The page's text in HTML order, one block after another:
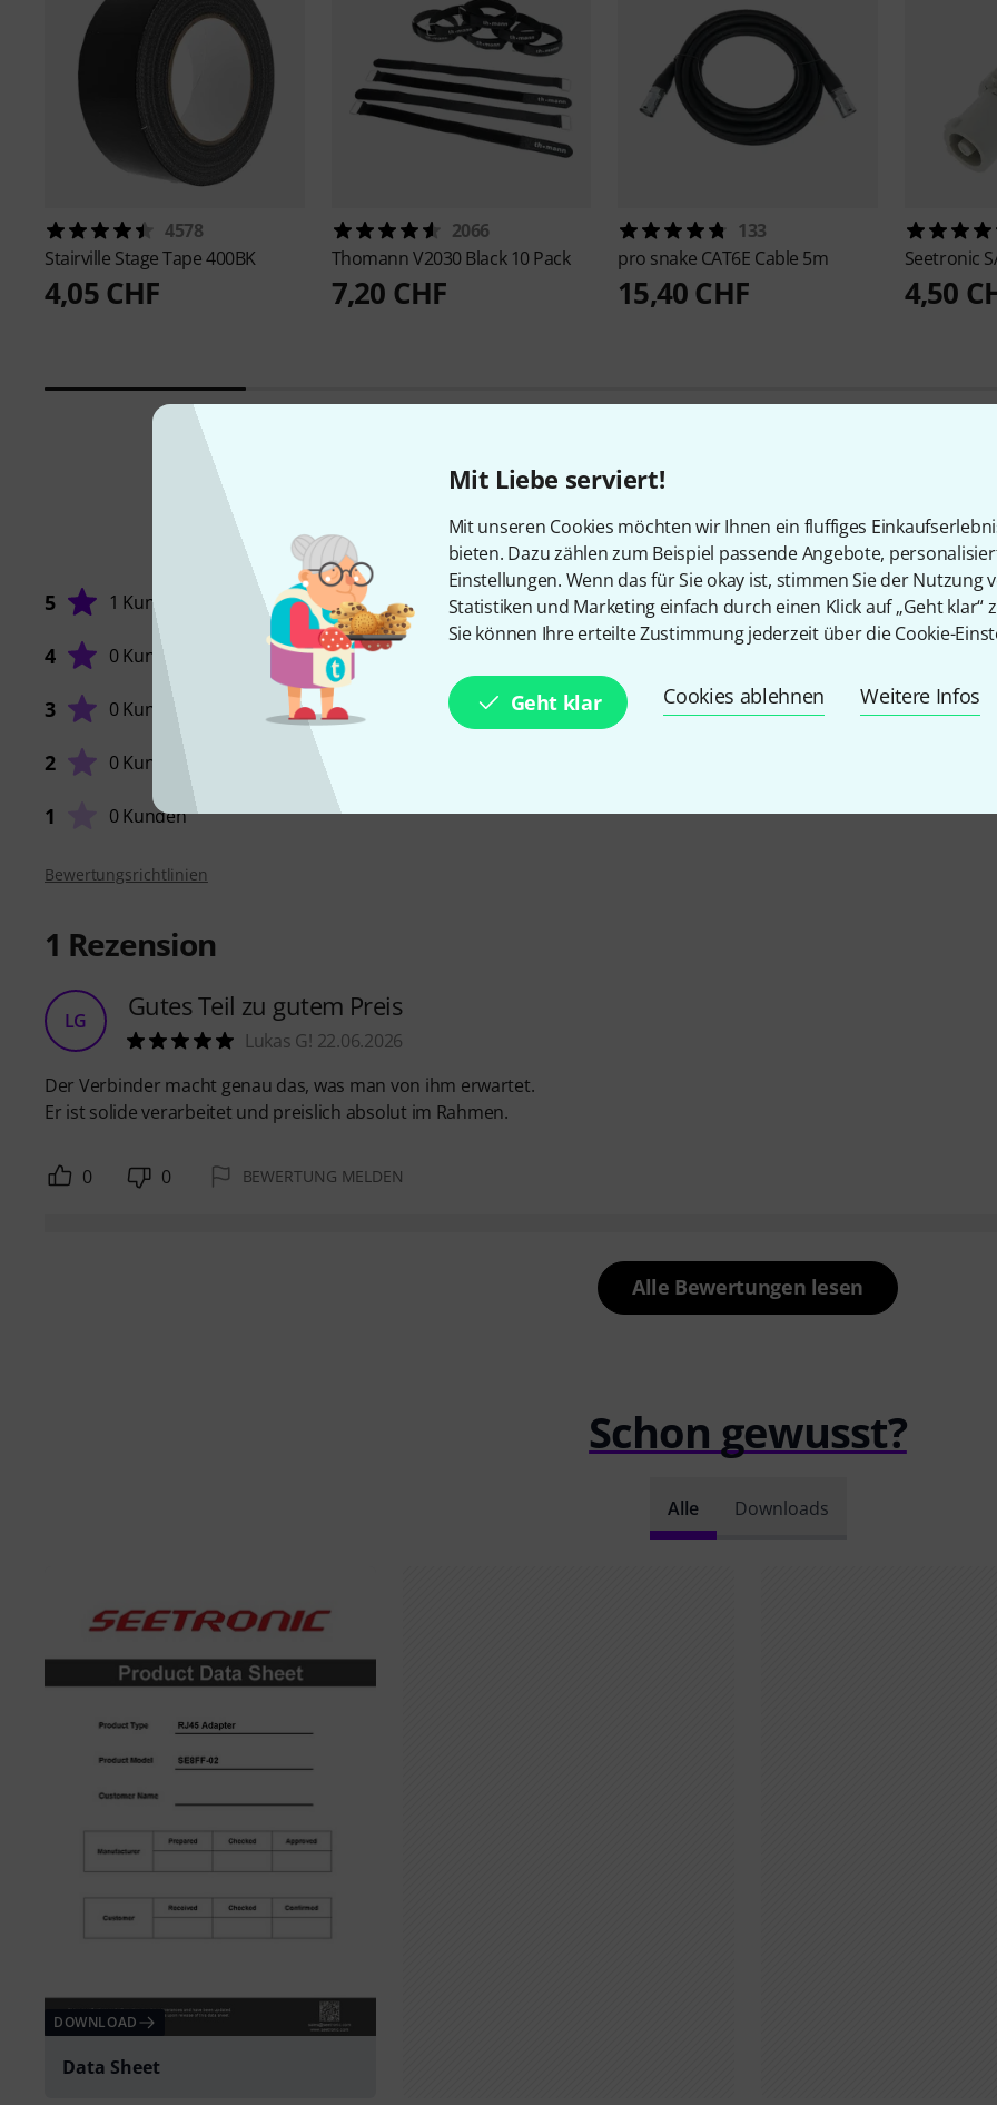
Mit Liebe serviert!
Mit unseren Cookies möchten wir Ihnen ein fluffiges
bieten. Dazu zählen zum Beispiel passende Angebote,
Einstellungen. Wenn das für Sie okay ist, stimmen Sie der Nutzung
Statistiken und Marketing einfach durch einen Klick auf „Geht klar“
Sie können Ihre erteilte Zustimmung jederzeit über die Cookie-
Geht klar Cookies ablehnen Weitere Infos
4578
Stairville Stage Tape 400BK
4,05 CHF
2066
ThomannV2030 Black 10 Pack
7,20 CHF
133
pro snake CAT6E Cable 5m
15,40 CHF
Seetronic
4,50
1Kundenbewertungen
5 1 Kunde
4 0 Kunden
3 0 Kunden
2 0 Kunden
1 0 Kunden
VERARBEITUNG
Bewertungsrichtlinien
1 Rezension
LG Gutes Teil zu gutem Preis
Lukas G! 22.06.2026
Der Verbinder macht genau das, was man von ihm erwartet.
Er ist solide verarbeitet und preislich absolut im Rahmen.
0 0 BEWERTUNG MELDEN
Alle Bewertungen lesen
Schon gewusst?
Alle Downloads
DOWNLOAD
Data Sheet